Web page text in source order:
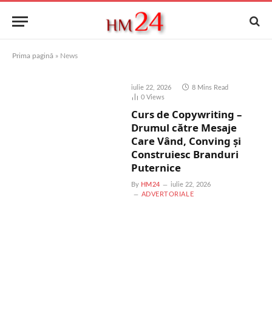
Prima pagină » News
iulie 22, 2026
8 Mins Read
0 Views
Curs de Copywriting –
Drumul către Mesaje
Care Vând, Conving și
Construiesc Branduri
Puternice
By HM24
iulie 22, 2026
ADVERTORIALE